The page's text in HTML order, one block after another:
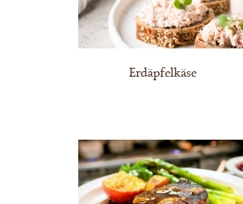
Erdäpfelkäse